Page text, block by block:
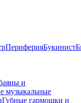
ПериферияБукинист
и
музыкальные
Губные гармошки и